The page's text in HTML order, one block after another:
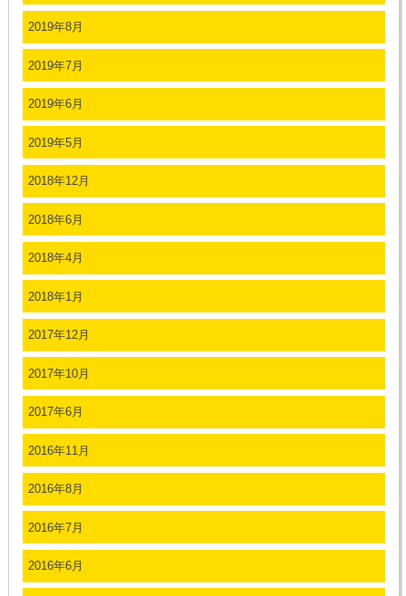
2019年8月
2019年7月
2019年6月
2019年5月
2018年12月
2018年6月
2018年4月
2018年1月
2017年12月
2017年10月
2017年6月
2016年11月
2016年8月
2016年7月
2016年6月